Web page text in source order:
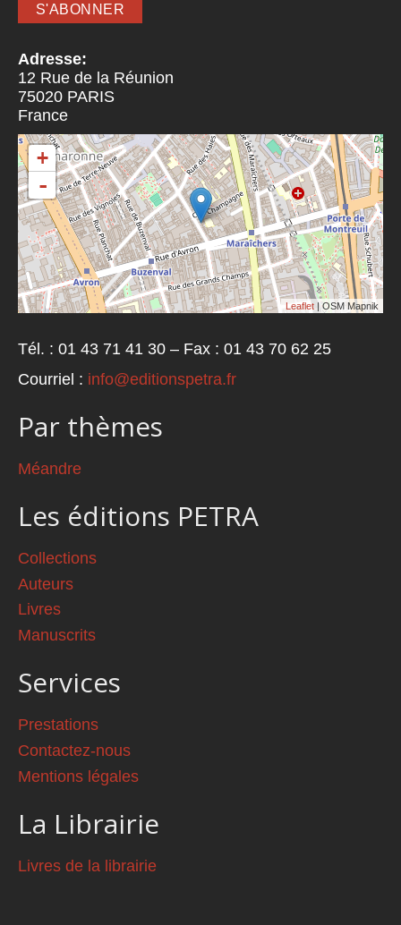
Adresse:
12 Rue de la Réunion
75020 PARIS
France
+
-
Leaflet | OSM Mapnik
Tél. : 01 43 71 41 30 – Fax : 01 43 70 62 25
Courriel : info@editionspetra.fr
Par thèmes
Méandre
Les éditions PETRA
Collections
Auteurs
Livres
Manuscrits
Services
Prestations
Contactez-nous
Mentions légales
La Librairie
Livres de la librairie